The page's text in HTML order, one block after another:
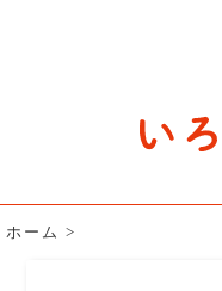
ホーム >